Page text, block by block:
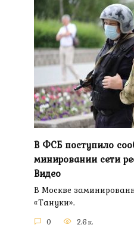
В ФСБ поступило
минировании сети
Видео
В Москве
«Тануки».
0 2.6к.